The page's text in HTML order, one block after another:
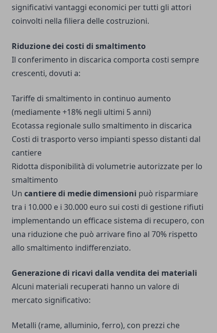
significativi vantaggi economici per tutti gli attori
coinvolti nella filiera delle costruzioni.
Riduzione dei costi di smaltimento
Il conferimento in discarica comporta costi sempre
crescenti, dovuti a:
Tariffe di smaltimento in continuo aumento
(mediamente +18% negli ultimi 5 anni)
Ecotassa regionale sullo smaltimento in discarica
Costi di trasporto verso impianti spesso distanti dal
cantiere
Ridotta disponibilità di volumetrie autorizzate per lo
smaltimento
Un cantiere di medie dimensioni può risparmiare
tra i 10.000 e i 30.000 euro sui costi di gestione rifiuti
implementando un efficace sistema di recupero, con
una riduzione che può arrivare fino al 70% rispetto
allo smaltimento indifferenziato.
Generazione di ricavi dalla vendita dei materiali
Alcuni materiali recuperati hanno un valore di
mercato significativo:
Metalli (rame, alluminio, ferro), con prezzi che